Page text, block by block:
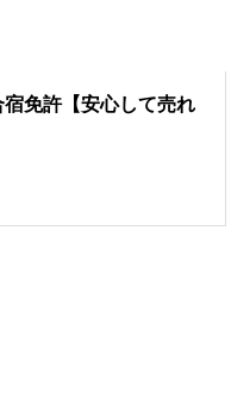
免許【安心して売れ